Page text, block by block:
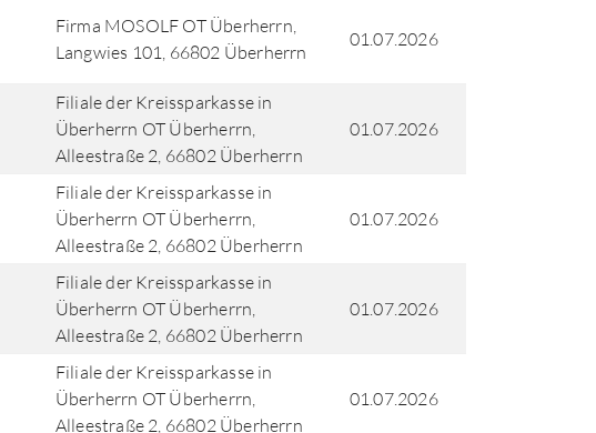
Firma MOSOLF OT Überherrn,
Langwies 101, 66802 Überherrn
01.07.2026
Filiale der Kreissparkasse in
Überherrn OT Überherrn,
Alleestraße 2, 66802 Überherrn
01.07.2026
Filiale der Kreissparkasse in
Überherrn OT Überherrn,
Alleestraße 2, 66802 Überherrn
01.07.2026
Filiale der Kreissparkasse in
Überherrn OT Überherrn,
Alleestraße 2, 66802 Überherrn
01.07.2026
Filiale der Kreissparkasse in
Überherrn OT Überherrn,
Alleestraße 2, 66802 Überherrn
01.07.2026